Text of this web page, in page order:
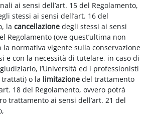
ai sensi dell’art. 15 del Regolamento,
stessi ai sensi dell’art. 16 del
lacancellazione degli stessi ai sensi
Regolamento (ove quest’ultima non
la normativa vigente sulla conservazione
e con la necessità di tutelare, in caso di
l’Università ed i professionisti
o la limitazione del trattamento
18 del Regolamento, ovvero potrà
trattamento ai sensi dell’art. 21 del